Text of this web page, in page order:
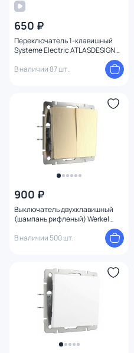
650 ₽
Переключатель 1-клавишный
Systeme Electric ATLASDESIGN
В наличии 87 шт.
900 ₽
Выключатель двухклавишный
(шампань рифленый) Werkel
В наличии 500 шт.